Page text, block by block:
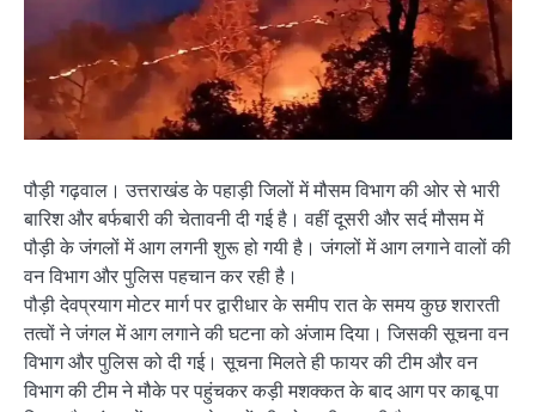
पौड़ी गढ़वाल। उत्तराखंड के पहाड़ी जिलों में मौसम विभाग की ओर से भारी
बारिश और बर्फबारी की चेतावनी दी गई है। वहीं दूसरी और सर्द मौसम में
पौड़ी के जंगलों में आग लगनी शुरू हो गयी है। जंगलों में आग लगाने वालों की
वन विभाग और पुलिस पहचान कर रही है।
पौड़ी देवप्रयाग मोटर मार्ग पर द्वारीधार के समीप रात के समय कुछ शरारती
तत्वों ने जंगल में आग लगाने की घटना को अंजाम दिया। जिसकी सूचना वन
विभाग और पुलिस को दी गई। सूचना मिलते ही फायर की टीम और वन
विभाग की टीम ने मौके पर पहुंचकर कड़ी मशक्कत के बाद आग पर काबू पा